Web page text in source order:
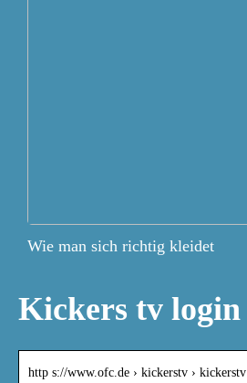
Wie man sich richtig kleidet
Kickers tv login
http s://www.ofc.de › kickerstv › kickerstv